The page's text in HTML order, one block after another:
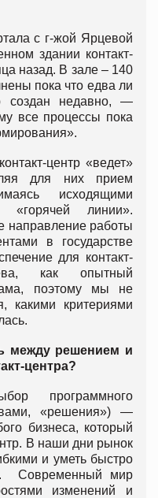
с г-жой Ярцевой
здании контакт-
назад. В зале – 140
пока что едва ли
создан недавно, —
все процессы пока
центр «ведет»
для них прием
исходящими
линии».
направление работы
в государстве
для контакт-
как опытный
поэтому мы не
какими критериями
между решением и
центра?
программного
«решения») —
бизнеса, который
В наши дни рынок
и уметь быстро
Современный мир
изменений и